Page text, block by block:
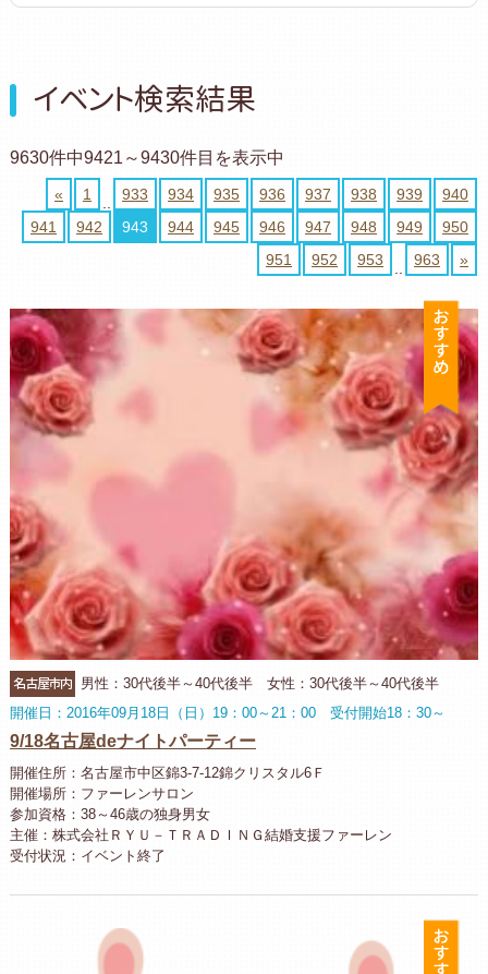
イベント検索結果
9630件中9421～9430件目を表示中
« 1 933 934 935 936 937 938 939
940
941
942 943 944 945 946 947 948 949
950
951
952 953 963 »
お
名古屋市内
男性：30代後半～40代後半 女性：30代後半～40代後半
開催日：2016年09月18日（日）19：00～21：00 受付開始18：30～
9/18名古屋deナイトパーティー
開催住所：名古屋市中区錦3-7-12錦クリスタル6Ｆ
開催場所：ファーレンサロン
参加資格：38～46歳の独身男女
主催：株式会社ＲＹＵ－ＴＲＡＤＩＮＧ結婚支援ファーレン
受付状況：イベント終了